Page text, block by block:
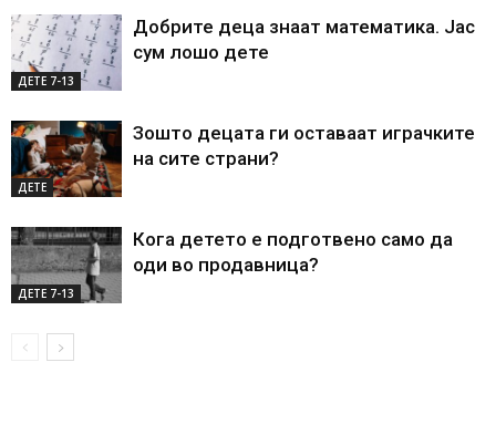
ДЕTE 7-13
Добрите деца знаат математика. Јас
сум лошо дете
ДЕТЕ
Зошто децата ги оставаат играчките
на сите страни?
ДЕTE 7-13
Кога детето е подготвено само да
оди во продавница?